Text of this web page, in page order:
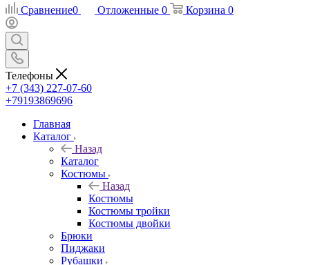
Сравнение0 Отложенные 0 Корзина 0
Телефоны
+7 (343) 227-07-60
+79193869696
Главная
Каталог
Назад
Каталог
Костюмы
Назад
Костюмы
Костюмы тройки
Костюмы двойки
Брюки
Пиджаки
Рубашки